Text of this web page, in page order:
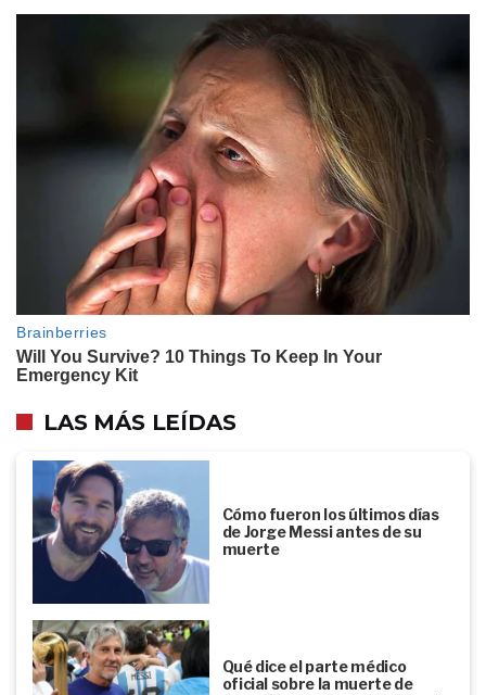
LAS MÁS LEÍDAS
Cómo fueron los últimos días
de Jorge Messi antes de su
muerte
Qué dice el parte médico
oficial sobre la muerte de